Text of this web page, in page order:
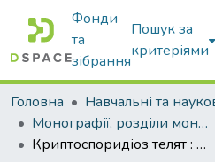
Фонди
та
зібрання
Пошук за
критеріями
Головна
Монографії, розділи монографій, доповіді
Криптоспоридіоз телят : монографія